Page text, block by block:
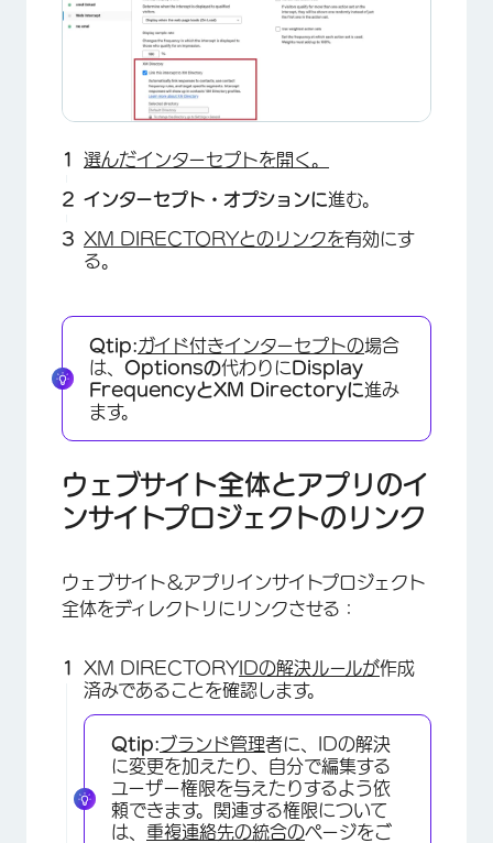
選んだインターセプトを開く。
インターセプト・オプションに進む。
XM DIRECTORYとのリンクを有効にす
る。
Qtip:ガイド付きインターセプトの場合
は、 Optionsの代わりにDisplay
FrequencyとXM Directoryに進み
ます。
ウェブサイト全体とアプリのイ
ンサイトプロジェクトのリンク
ウェブサイト＆アプリインサイトプロジェクト
全体をディレクトリにリンクさせる：
XM DIRECTORY IDの解決ルールが作成
済みであることを確認します。
Qtip:ブランド管理者に、IDの解決
に変更を加えたり、自分で編集する
ユーザー権限を与えたりするよう依
頼できます。関連する権限について
は、 重複連絡先の統合のページをご